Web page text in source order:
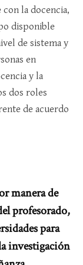
la docencia,
disponible
de sistema y
en
y la
dos roles
de acuerdo
manera de
profesorado,
para
investigación